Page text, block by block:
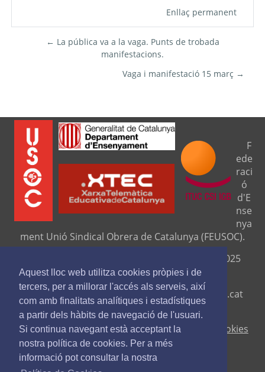
Aquest lloc web utilitza cookies pròpies i de
tercers, per a millorar l'accés als serveis, així
com amb finalitats analítiques i estadístiques
a partir dels hàbits de navegació de l'usuari.
Si continua navegant està acceptant la
nostra política de cookies. Per a més
informació pot consultar la nostra
Enllaç permanent
← La pública va a la vaga. Punts de trobada
manifestacions.
Vaga i manifestació 15 març →
F
ede
raci
ó
d'E
nse
nya
ment Unió Sindical Obrera de Catalunya (FEUSOC).
Seu central: C/ Travessera de Gràcia, 276 (08025
Barcelona).
Telf. 93 329 8111. Fax. 9329 84 16www.feusoc.cat
feusoc@feusoc.cat
Avís legal- Política de privacitat- Política de cookies